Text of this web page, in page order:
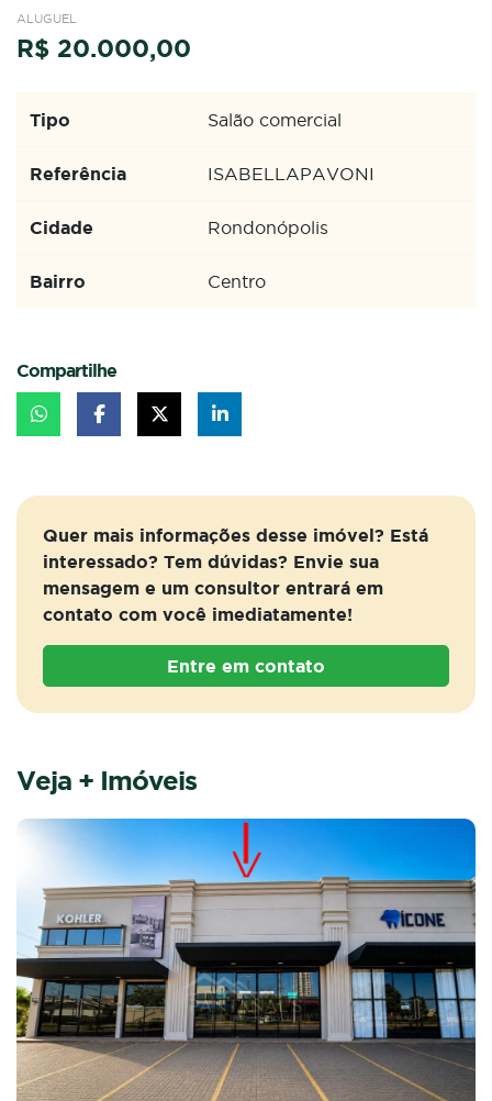
ALUGUEL
R$ 20.000,00
Tipo Salão comercial
Referência ISABELLAPAVONI
Cidade Rondonópolis
Bairro Centro
Compartilhe
Quer mais informações desse imóvel? Está
interessado? Tem dúvidas? Envie sua
mensagem e um consultor entrará em
contato com você imediatamente!
Entre em contato
Veja + Imóveis